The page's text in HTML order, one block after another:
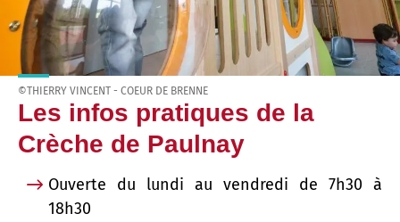
©THIERRY VINCENT - COEUR DE BRENNE
Les infos pratiques de la
Crèche de Paulnay
Ouverte du lundi au vendredi de 7h30 à
18h30